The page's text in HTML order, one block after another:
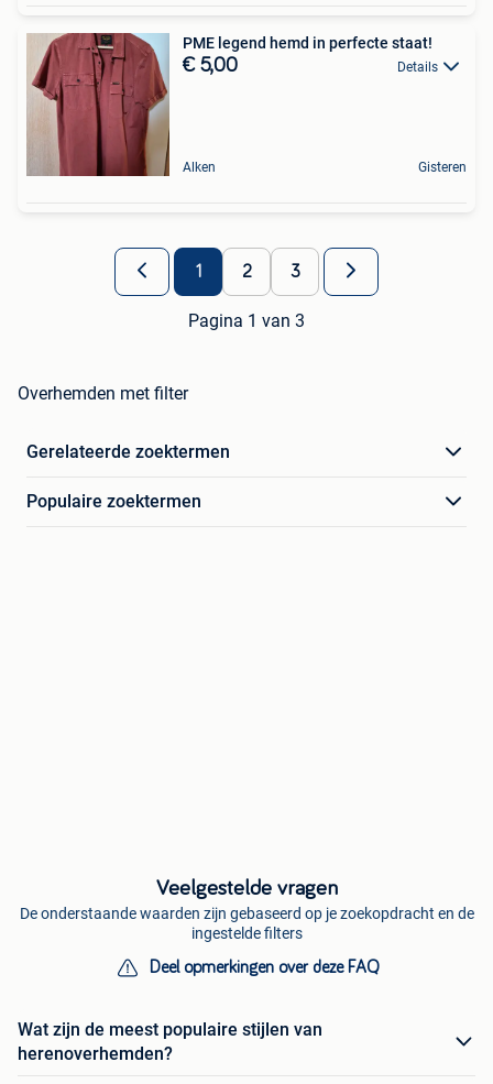
PME legend hemd in perfecte staat!
€ 5,00 Details
Alken Gisteren
1 2 3
Pagina 1 van 3
Overhemden met filter
Gerelateerde zoektermen
Populaire zoektermen
Veelgestelde vragen
De onderstaande waarden zijn gebaseerd op je zoekopdracht en de
ingestelde filters
Deel opmerkingen over deze FAQ
Wat zijn de meest populaire stijlen van
herenoverhemden?